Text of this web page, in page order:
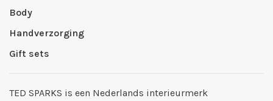
Body
Handverzorging
Gift sets
TED SPARKS is een Nederlands interieurmerk